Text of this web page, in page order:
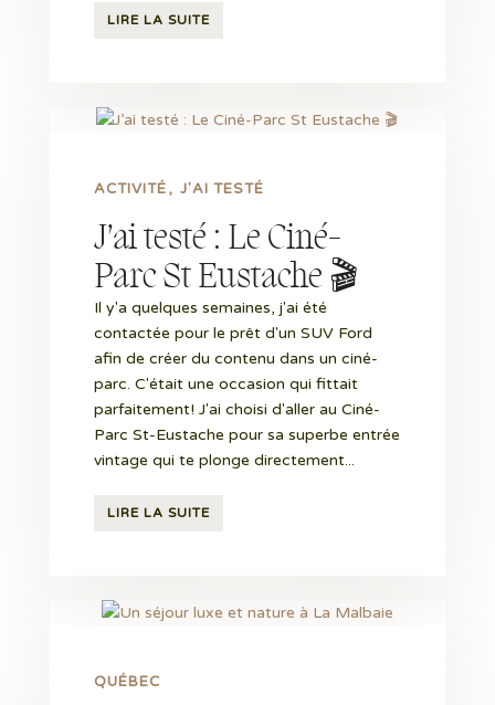
LIRE LA SUITE
J’ai testé : Le Ciné-
Parc St Eustache 🎬
ACTIVITÉ J'AI TESTÉ
Il y'a quelques semaines, j'ai été
contactée pour le prêt d'un SUV Ford
afin de créer du contenu dans un ciné-
parc. C'était une occasion qui fittait
parfaitement! J'ai choisi d'aller au Ciné-
Parc St-Eustache pour sa superbe entrée
vintage qui te plonge directement...
LIRE LA SUITE
QUÉBEC